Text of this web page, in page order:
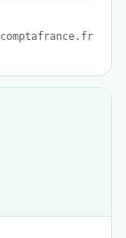
comptafrance.fr